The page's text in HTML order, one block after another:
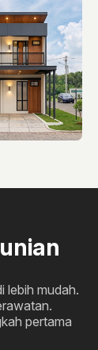
lebih mudah.
pertama